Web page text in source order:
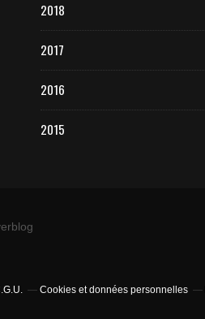
2018
2017
2016
2015
Cookies et données personnelles